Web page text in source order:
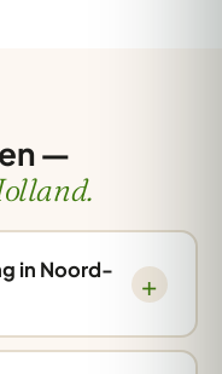
—
in Noord-